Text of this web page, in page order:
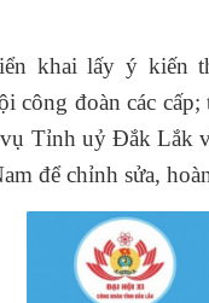
khai lấy ý kiến
công đoàn các
Tỉnh uỷ Đắk Lắk
để chỉnh sửa,